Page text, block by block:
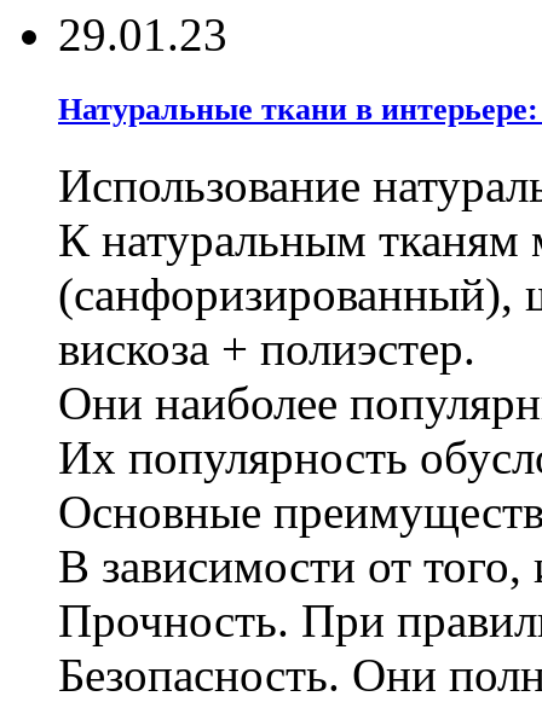
29.01.23
Натуральные ткани в
Использование
К натуральным тканям
(санфоризированный),
вискоза + полиэстер.
Они наиболее
Их популярность
Основные
В зависимости от
Прочность. При
Безопасность. Они